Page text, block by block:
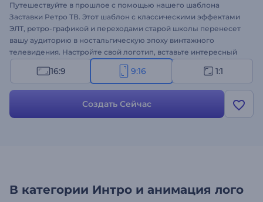
Путешествуйте в прошлое с помощью нашего шаблона
Заставки Ретро ТВ. Этот шаблон с классическими эффектами
ЭЛТ, ретро-графикой и переходами старой школы перенесет
вашу аудиторию в ностальгическую эпоху винтажного
телевидения. Настройте свой логотип, вставьте интересный
текст и выберите один из множества ретро-музыкальных
треков, чтобы создать идеальное настроение. Идеально
интро брендов, заставок к сериалам и многого другого.
Начните творить прямо сейчас!
16:9 9:16 1:1
Создать Сейчас
В категории Интро и анимация лого